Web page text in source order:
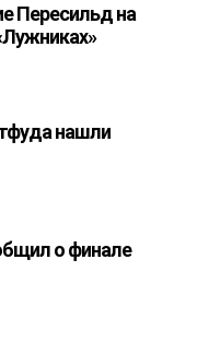
Пересильд на
нашли
о финале